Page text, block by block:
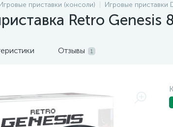
приставки (консоли) Игровые приставки
Retro Genesis
Отзывы 1